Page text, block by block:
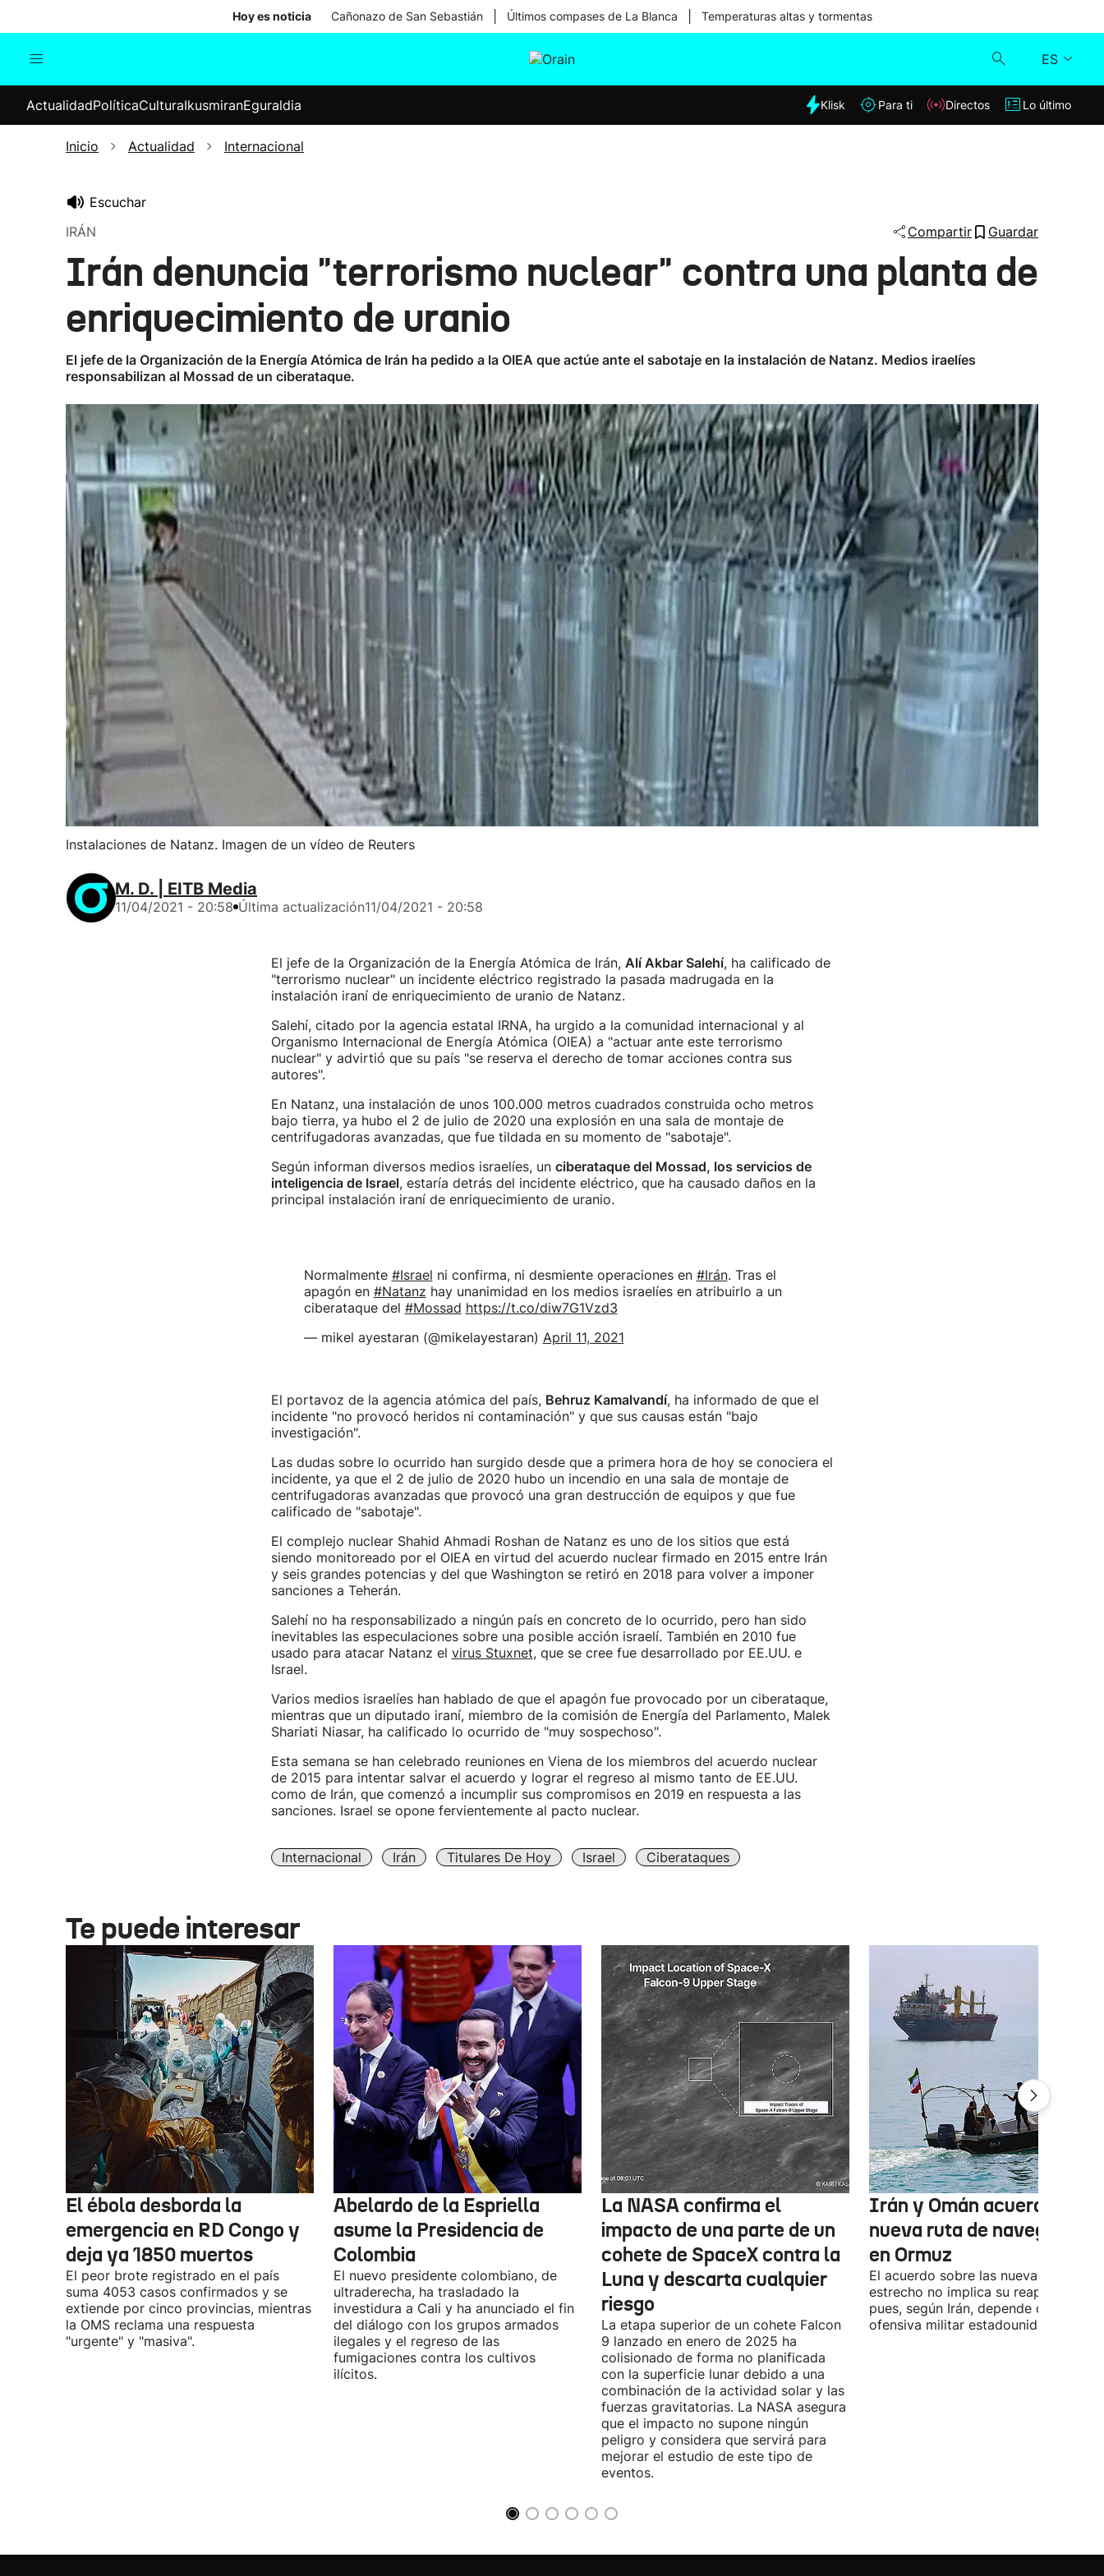
Hoy es noticia Cañonazo de San Sebastián Últimos compases de La Blanca Temperaturas altas y tormentas
ES
Internacional
Elecciones
Klisk
Lo último
ActualidadPolíticaCulturaIkusmiranEguraldia Klisk Para ti Directos Lo último
Inicio Actualidad Internacional
Escuchar
IRÁN
Compartir Guardar
Irán denuncia "terrorismo nuclear" contra una planta de
enriquecimiento de uranio
El jefe de la Organización de la Energía Atómica de Irán ha pedido a la OIEA que actúe ante el sabotaje en la instalación de Natanz. Medios iraelíes
responsabilizan al Mossad de un ciberataque.
Instalaciones de Natanz. Imagen de un vídeo de Reuters
M. D. | EITB Media
11/04/2021 - 20:58 Última actualización11/04/2021 - 20:58
El jefe de la Organización de la Energía Atómica de Irán, Alí Akbar Salehí, ha calificado de
"terrorismo nuclear" un incidente eléctrico registrado la pasada madrugada en la
instalación iraní de enriquecimiento de uranio de Natanz.
Salehí, citado por la agencia estatal IRNA, ha urgido a la comunidad internacional y al
Organismo Internacional de Energía Atómica (OIEA) a "actuar ante este terrorismo
nuclear" y advirtió que su país "se reserva el derecho de tomar acciones contra sus
autores".
En Natanz, una instalación de unos 100.000 metros cuadrados construida ocho metros
bajo tierra, ya hubo el 2 de julio de 2020 una explosión en una sala de montaje de
centrifugadoras avanzadas, que fue tildada en su momento de "sabotaje".
Según informan diversos medios israelíes, un ciberataque del Mossad, los servicios de
inteligencia de Israel, estaría detrás del incidente eléctrico, que ha causado daños en la
principal instalación iraní de enriquecimiento de uranio.
Normalmente #Israel ni confirma, ni desmiente operaciones en #Irán. Tras el
apagón en #Natanz hay unanimidad en los medios israelíes en atribuirlo a un
ciberataque del #Mossad https://t.co/diw7G1Vzd3
— mikel ayestaran (@mikelayestaran) April 11, 2021
El portavoz de la agencia atómica del país, Behruz Kamalvandí, ha informado de que el
incidente "no provocó heridos ni contaminación" y que sus causas están "bajo
investigación".
Las dudas sobre lo ocurrido han surgido desde que a primera hora de hoy se conociera el
incidente, ya que el 2 de julio de 2020 hubo un incendio en una sala de montaje de
centrifugadoras avanzadas que provocó una gran destrucción de equipos y que fue
calificado de "sabotaje".
El complejo nuclear Shahid Ahmadi Roshan de Natanz es uno de los sitios que está
siendo monitoreado por el OIEA en virtud del acuerdo nuclear firmado en 2015 entre Irán
y seis grandes potencias y del que Washington se retiró en 2018 para volver a imponer
sanciones a Teherán.
Salehí no ha responsabilizado a ningún país en concreto de lo ocurrido, pero han sido
inevitables las especulaciones sobre una posible acción israelí. También en 2010 fue
usado para atacar Natanz el virus Stuxnet, que se cree fue desarrollado por EE.UU. e
Israel.
Varios medios israelíes han hablado de que el apagón fue provocado por un ciberataque,
mientras que un diputado iraní, miembro de la comisión de Energía del Parlamento, Malek
Shariati Niasar, ha calificado lo ocurrido de "muy sospechoso".
Esta semana se han celebrado reuniones en Viena de los miembros del acuerdo nuclear
de 2015 para intentar salvar el acuerdo y lograr el regreso al mismo tanto de EE.UU.
como de Irán, que comenzó a incumplir sus compromisos en 2019 en respuesta a las
sanciones. Israel se opone fervientemente al pacto nuclear.
Internacional Irán Titulares De Hoy Israel Ciberataques
Te puede interesar
El ébola desborda la
emergencia en RD Congo y
deja ya 1850 muertos
El peor brote registrado en el país
suma 4053 casos confirmados y se
extiende por cinco provincias, mientras
la OMS reclama una respuesta
"urgente" y "masiva".
Abelardo de la Espriella
asume la Presidencia de
Colombia
El nuevo presidente colombiano, de
ultraderecha, ha trasladado la
investidura a Cali y ha anunciado el fin
del diálogo con los grupos armados
ilegales y el regreso de las
fumigaciones contra los cultivos
ilícitos.
La NASA confirma el
impacto de una parte de un
cohete de SpaceX contra la
Luna y descarta cualquier
riesgo
La etapa superior de un cohete Falcon
9 lanzado en enero de 2025 ha
colisionado de forma no planificada
con la superficie lunar debido a una
combinación de la actividad solar y las
fuerzas gravitatorias. La NASA asegura
que el impacto no supone ningún
peligro y considera que servirá para
mejorar el estudio de este tipo de
eventos.
Irán y Omán acuerdan una
nueva ruta de navegación
en Ormuz
El acuerdo sobre las nueva ruta por
estrecho no implica su reapertura,
pues, según Irán, depende de la
ofensiva militar estadounidense-